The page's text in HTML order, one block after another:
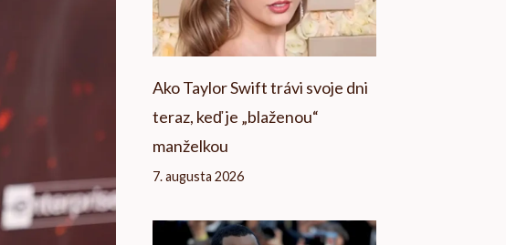
Ako Taylor Swift trávi svoje dni
teraz, keď je „blaženou“
manželkou
7. augusta 2026